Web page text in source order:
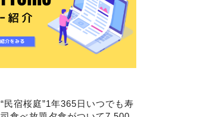
“民宿桜庭”1年365日いつでも寿